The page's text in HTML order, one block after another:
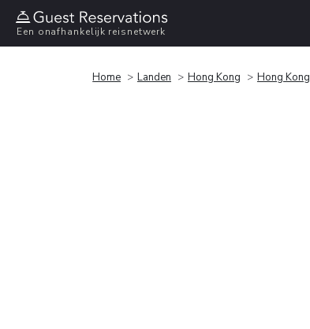
Een onafhankelijk reisnetwerk
Home Landen Hong Kong Hong Kong